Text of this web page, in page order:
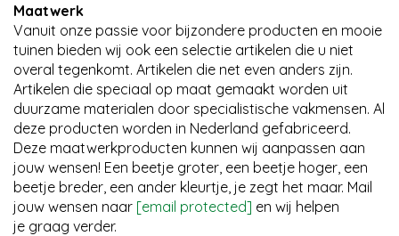
Maatwerk
Vanuit onze passie voor bijzondere producten en mooie
tuinen bieden wij ook een selectie artikelen die u niet
overal tegenkomt. Artikelen die net even anders zijn.
Artikelen die speciaal op maat gemaakt worden uit
duurzame materialen door specialistische vakmensen. Al
deze producten worden in Nederland gefabriceerd.
Deze maatwerkproducten kunnen wij aanpassen aan
jouw wensen! Een beetje groter, een beetje hoger, een
beetje breder, een ander kleurtje, je zegt het maar. Mail
jouw wensen naar [email protected] en wij helpen
je graag verder.